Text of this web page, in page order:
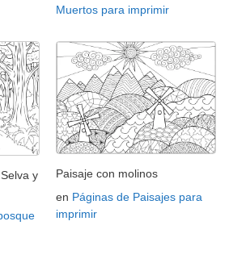
Muertos para imprimir
y
Paisaje con molinos
en Páginas de Paisajes para
imprimir